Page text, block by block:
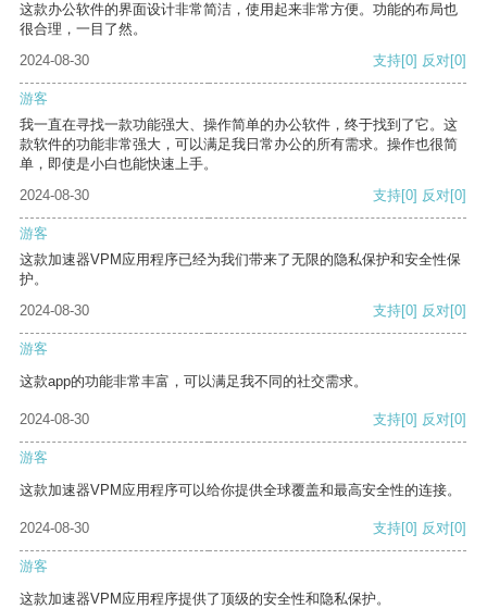
这款办公软件的界面设计非常简洁，使用起来非常方便。功能的布局也
很合理，一目了然。
2024-08-30
支持[0] 反对[0]
游客
我一直在寻找一款功能强大、操作简单的办公软件，终于找到了它。这
款软件的功能非常强大，可以满足我日常办公的所有需求。操作也很简
单，即使是小白也能快速上手。
2024-08-30
支持[0] 反对[0]
游客
这款加速器VPM应用程序已经为我们带来了无限的隐私保护和安全性保
护。
2024-08-30
支持[0] 反对[0]
游客
这款app的功能非常丰富，可以满足我不同的社交需求。
2024-08-30 支持[0] 反对[0]
游客
这款加速器VPM应用程序可以给你提供全球覆盖和最高安全性的连接。
2024-08-30 支持[0] 反对[0]
游客
这款加速器VPM应用程序提供了顶级的安全性和隐私保护。